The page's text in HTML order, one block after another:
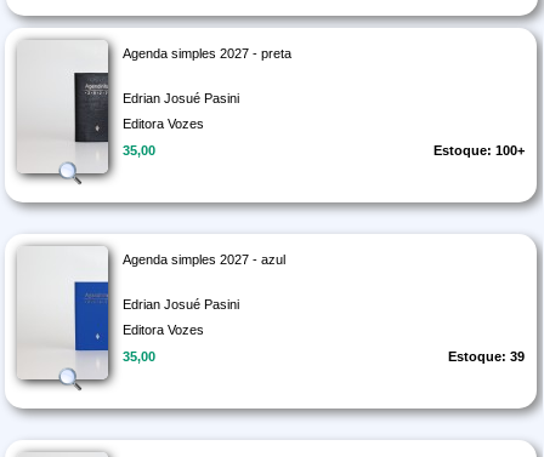
Agenda simples 2027 - preta
Edrian Josué Pasini
Editora Vozes
35,00
Estoque: 100+
Agenda simples 2027 - azul
Edrian Josué Pasini
Editora Vozes
35,00
Estoque: 39